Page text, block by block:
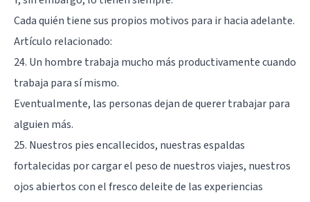
Cada quién tiene sus propios motivos para ir hacia adelante.
Artículo relacionado:
24. Un hombre trabaja mucho más productivamente cuando
trabaja para sí mismo.
Eventualmente, las personas dejan de querer trabajar para
alguien más.
25. Nuestros pies encallecidos, nuestras espaldas
fortalecidas por cargar el peso de nuestros viajes, nuestros
ojos abiertos con el fresco deleite de las experiencias